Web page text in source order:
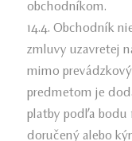
obchodníkom.
14.4. Obchodník
zmluvy uzavretej
mimo
predmetom je
platby podľa bodu
doručený alebo